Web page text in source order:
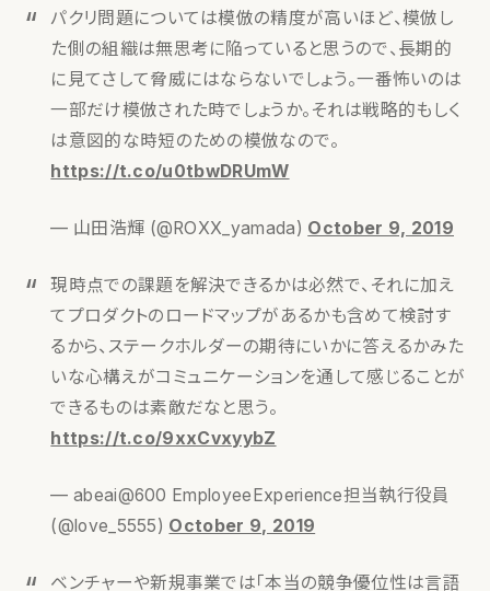
パクリ問題については模倣の精度が高いほど、模倣し
た側の組織は無思考に陥っていると思うので、長期的
に見てさして脅威にはならないでしょう。一番怖いのは
一部だけ模倣された時でしょうか。それは戦略的もしく
は意図的な時短のための模倣なので。
https://t.co/u0tbwDRUmW
— 山田浩輝 (@ROXX_yamada) October 9, 2019
現時点での課題を解決できるかは必然で、それに加え
てプロダクトのロードマップがあるかも含めて検討す
るから、ステークホルダーの期待にいかに答えるかみた
いな心構えがコミュニケーションを通して感じることが
できるものは素敵だなと思う。
https://t.co/9xxCvxyybZ
— abeai@600 EmployeeExperience担当執行役員
(@love_5555) October 9, 2019
ベンチャーや新規事業では「本当の競争優位性は言語